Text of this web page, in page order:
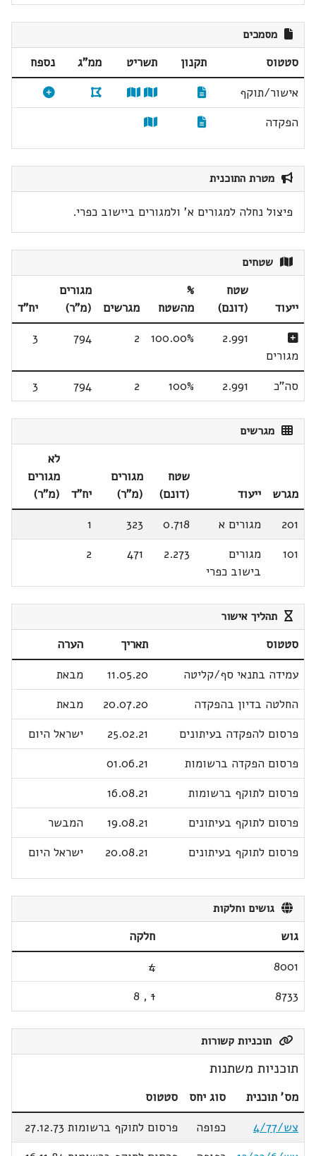
מסמכים
סטטוס תקנון תשריט ממ"ג
נספח
אישור/תוקף
הפקדה
מטרת התוכנית
פיצול נחלה למגורים א' ולמגורים ביישוב כפרי.
שטחים
ייעוד
שטח
(דונם)
%
מהשטח
מגרשים
מגורים
(מ"ר)
יח"ד
מגורים
2.991
100.00%
2
794
3
סה"כ 2.991
100%
2
794
3
מגרשים
מגרש ייעוד
שטח
(דונם)
מגורים
(מ"ר)
יח"ד
לא
מגורים
(מ"ר)
201
מגורים א 0.718
323
1
101
מגורים
בישוב כפרי
2.273
471
2
תהליך אישור
סטטוס תאריך
הערה
עמידה בתנאי סף/קליטה
11.05.20
מבאת
החלטה בדיון בהפקדה
20.07.20
מבאת
פרסום להפקדה בעיתונים
25.02.21
ישראל היום
פרסום הפקדה ברשומות
01.06.21
פרסום לתוקף ברשומות
16.08.21
פרסום לתוקף בעיתונים
19.08.21
המבשר
פרסום לתוקף בעיתונים
20.08.21 ישראל היום
גושים וחלקות
גוש
חלקה
8001
4
8733
1
,
8
תוכניות קשורות
תוכניות משתנות
מס' תוכנית סוג יחס
סטטוס
צש/4/77
כפופה
פרסום לתוקף ברשומות 27.12.73